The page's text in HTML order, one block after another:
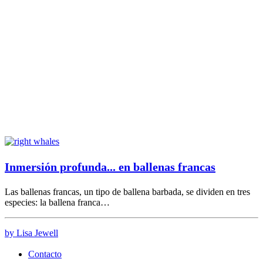
Inmersión profunda... en ballenas francas
Las ballenas francas, un tipo de ballena barbada, se dividen en tres
especies: la ballena franca…
by Lisa Jewell
Contacto